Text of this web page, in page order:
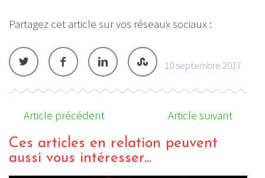
Partagez cet article sur vos réseaux sociaux :
10 septembre 2017
Article précédent Article suivant
Ces articles en relation peuvent
aussi vous intéresser...